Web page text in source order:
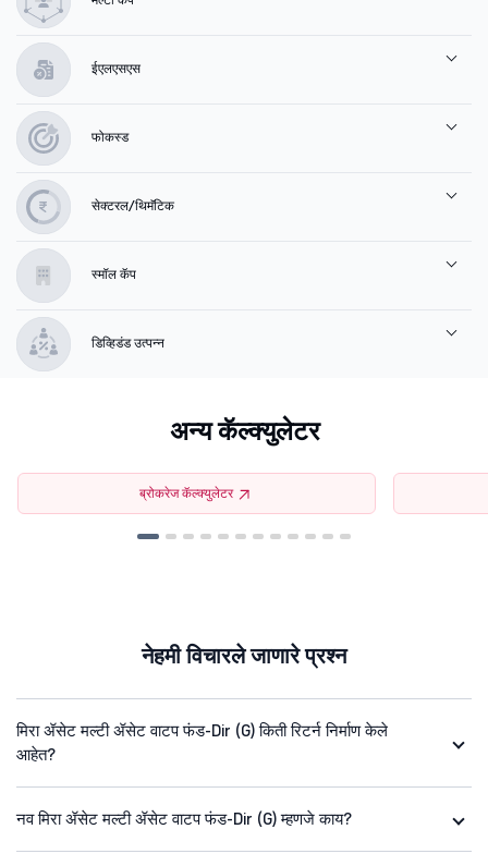
ईएलएसएस
फोकस्ड
सेक्टरल/थिमॅटिक
स्मॉल कॅप
डिव्हिडंड उत्पन्न
अन्य कॅल्क्युलेटर
ब्रोकरेज कॅल्क्युलेटर
नेहमी विचारले जाणारे प्रश्न
मिरा ॲसेट मल्टी ॲसेट वाटप फंड-Dir (G) किती रिटर्न निर्माण केले
आहेत?
नव मिरा ॲसेट मल्टी ॲसेट वाटप फंड-Dir (G) म्हणजे काय?